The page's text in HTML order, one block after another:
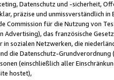
Datenschutz und -sicherheit,
präzise und unmissverständlich
Commission für die Nutzung von
Advertising), das französische
in sozialen Netzwerken, die
die Datenschutz-
(einschließlich aller
hostet),